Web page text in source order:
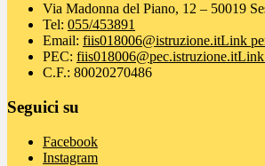
Via Madonna del Piano, 12 – 50019
Tel: 055/453891
Email: fiis018006@istruzione.itLink
PEC: fiis018006@pec.istruzione.itLink
C.F.: 80020270486
Seguici su
Facebook
Instagram